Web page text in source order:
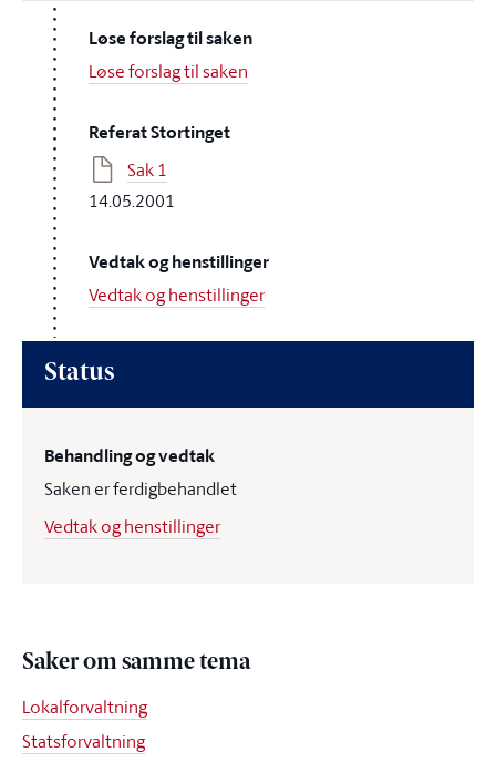
Løse forslag til saken
Løse forslag til saken
Referat Stortinget
Sak 1
14.05.2001
Vedtak og henstillinger
Vedtak og henstillinger
Status
Behandling og vedtak
Saken er ferdigbehandlet
Vedtak og henstillinger
Saker om samme tema
Lokalforvaltning
Statsforvaltning